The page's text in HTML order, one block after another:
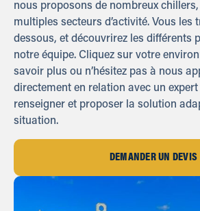
nous proposons de nombreux
multiples secteurs d’activité. Vous les
dessous, et découvrirez les différents
notre équipe. Cliquez sur votre
savoir plus ou n’hésitez pas à nous
directement en relation avec un
renseigner et proposer la solution
situation.
DEMANDER UN DEVIS